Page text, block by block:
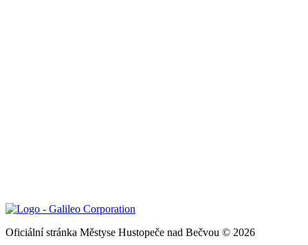
Oficiální stránka Městyse Hustopeče nad Bečvou © 2026